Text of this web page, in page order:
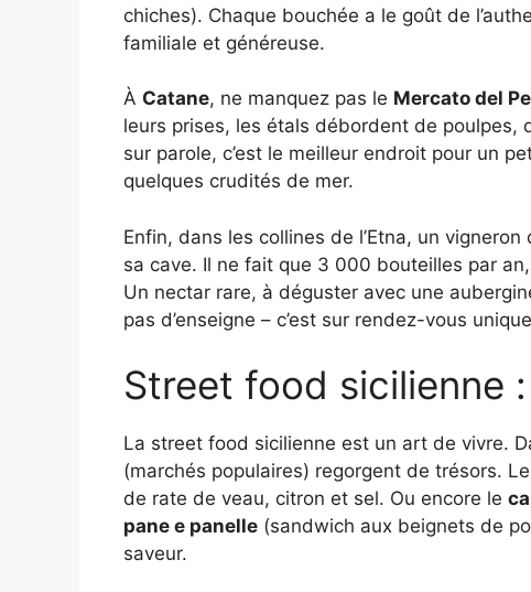
chiches). Chaque bouchée a le goût de
familiale et généreuse.
À Catane, ne manquez pas le Mercato del
leurs prises, les étals débordent de poulpes,
sur parole, c’est le meilleur endroit pour un
quelques crudités de mer.
Enfin, dans les collines de l’Etna, un vigneron
sa cave. Il ne fait que 3 000 bouteilles par
Un nectar rare, à déguster avec une
pas d’enseigne – c’est sur rendez-vous
Street food sicilienne
La street food sicilienne est un art de vivre.
(marchés populaires) regorgent de trésors. Le
de rate de veau, citron et sel. Ou encore le
pane e panelle (sandwich aux beignets de
saveur.